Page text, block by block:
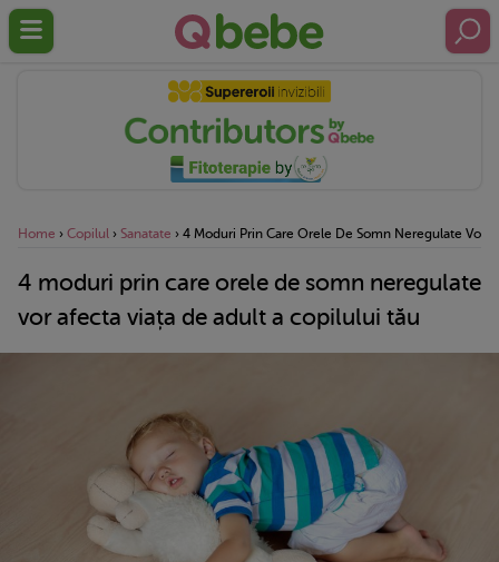
Home › Copilul › Sanatate › 4 Moduri Prin Care Orele De Somn Neregulate Vor
4 moduri prin care orele de somn neregulate
vor afecta viața de adult a copilului tău